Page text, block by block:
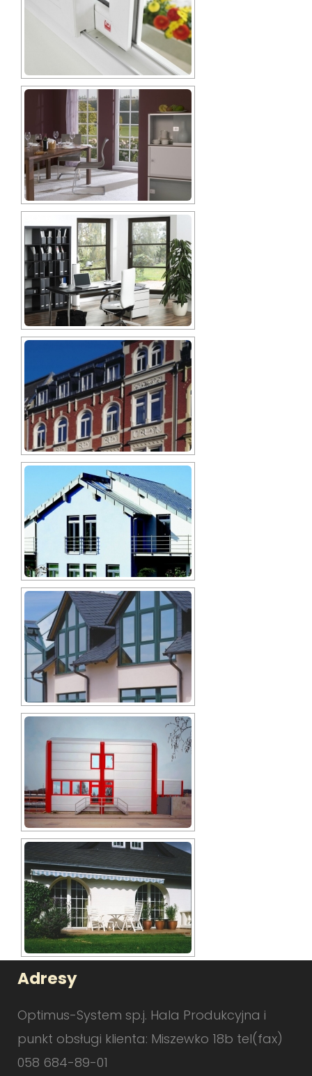
Adresy
Optimus-System sp.j. Hala Produkcyjna i
punkt obsługi klienta: Miszewko 18b tel(fax)
058 684-89-01